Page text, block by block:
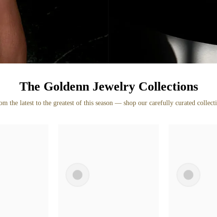
The Goldenn Jewelry Collections
the latest to the greatest of this season — shop our carefully curated